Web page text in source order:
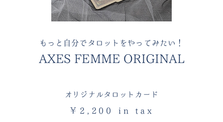
もっと自分でタロットをやってみたい！
AXES FEMME ORIGINAL
オリジナルタロットカード
￥2,200 in tax